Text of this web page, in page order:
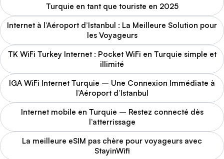
Turquie en tant que touriste en 2025
Internet à l’Aéroport d’Istanbul : La Meilleure Solution pour
les Voyageurs
TK WiFi Turkey Internet : Pocket WiFi en Turquie simple et
illimité
IGA WiFi Internet Turquie – Une Connexion Immédiate à
l’Aéroport d’Istanbul
Internet mobile en Turquie – Restez connecté dès
l’atterrissage
La meilleure eSIM pas chère pour voyageurs avec
StayinWifi